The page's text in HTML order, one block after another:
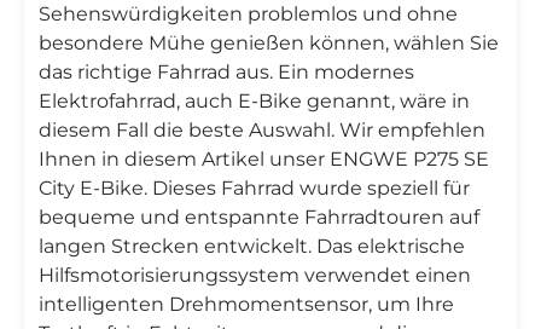
Sehenswürdigkeiten problemlos und ohne
besondere Mühe genießen können, wählen Sie
das richtige Fahrrad aus. Ein modernes
Elektrofahrrad, auch E-Bike genannt, wäre in
diesem Fall die beste Auswahl. Wir empfehlen
Ihnen in diesem Artikel unser ENGWE P275 SE
City E-Bike. Dieses Fahrrad wurde speziell für
bequeme und entspannte Fahrradtouren auf
langen Strecken entwickelt. Das elektrische
Hilfsmotorisierungssystem verwendet einen
intelligenten Drehmomentsensor, um Ihre